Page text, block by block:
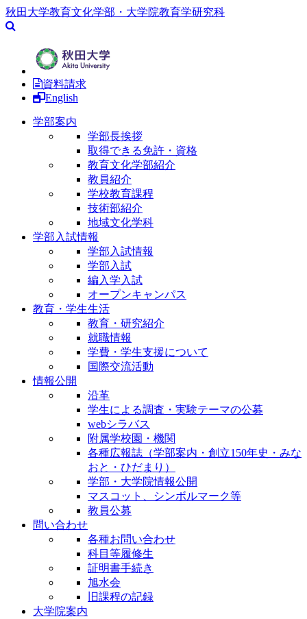
秋田大学教育文化学部・大学院教育学研究科
資料請求
English
学部案内
学部長挨拶
取得できる免許・資格
教育文化学部紹介
教員紹介
学校教育課程
技術部紹介
地域文化学科
学部入試情報
学部入試情報
学部入試
編入学入試
オープンキャンパス
教育・学生生活
教育・研究紹介
就職情報
学費・学生支援について
国際交流活動
情報公開
沿革
学生による調査・実験テーマの公募
webシラバス
附属学校園・機関
各種広報誌（学部案内・創立150年史・みな
おと・ひだまり）
学部・大学院情報公開
マスコット、シンボルマーク等
教員公募
問い合わせ
各種お問い合わせ
科目等履修生
証明書手続き
旭水会
旧課程の記録
大学院案内